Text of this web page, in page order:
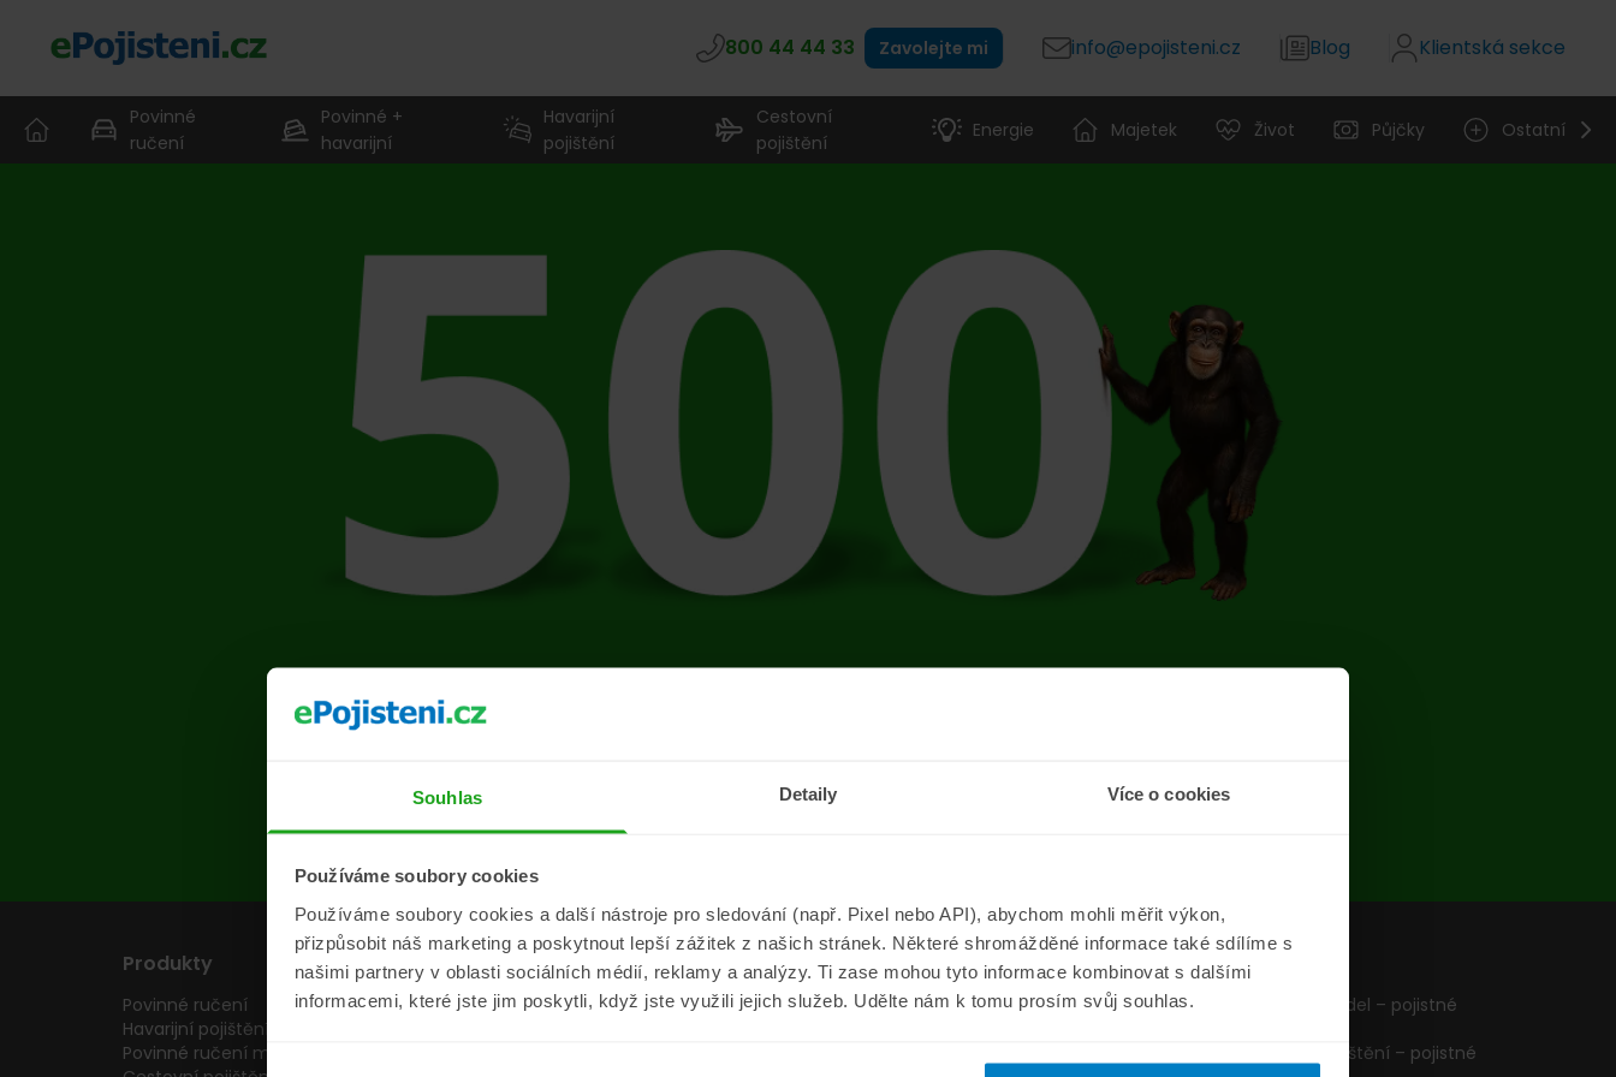
Souhlas Detaily Více o cookies
Používáme soubory cookies
Používáme soubory cookies a další nástroje pro sledování (např. Pixel nebo API), abychom mohli měřit výkon,
přizpůsobit náš marketing a poskytnout lepší zážitek z našich stránek. Některé shromážděné informace také sdílíme s
našimi partnery v oblasti sociálních médií, reklamy a analýzy. Ti zase mohou tyto informace kombinovat s dalšími
informacemi, které jste jim poskytli, když jste využili jejich služeb. Udělte nám k tomu prosím svůj souhlas.
800 44 44 33 Zavolejte mi info@epojisteni.cz Blog Klientská sekce
Povinné
ručení
Povinné +
havarijní
Havarijní
pojištění
Cestovní
pojištění
Energie Majetek Život Půjčky Ostatní
Na stránce se vyskytla chyba
Přejít na úvodní stránku
Produkty
Povinné ručení
Havarijní pojištění
Povinné ručení motocyklu
Pojišťovny
Pojišťovny
Informace
Aktuality
ePojisteni.cz
O nás
Formuláře
Pojištění vozidel – pojistné
Cestovní pojištění – pojistné